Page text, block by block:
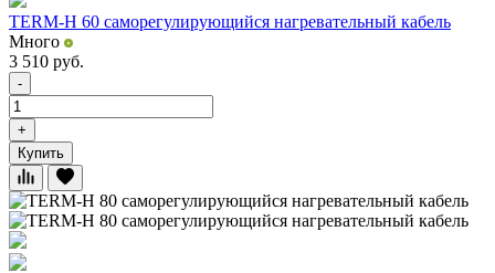
TERM-H 60 саморегулирующийся нагревательный кабель
Много
3 510 руб.
-
+
Купить